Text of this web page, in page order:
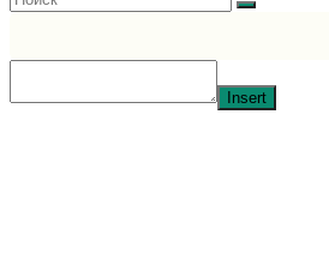
Insert